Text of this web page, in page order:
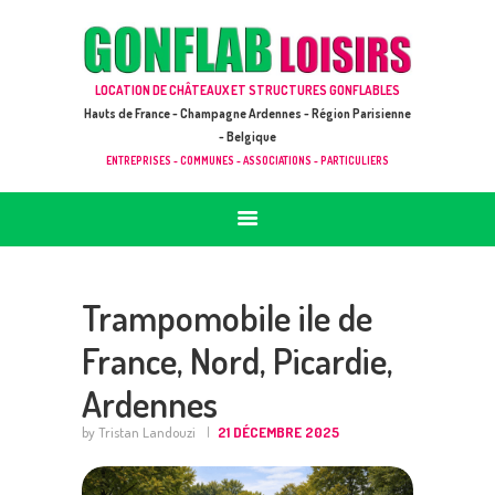
LOCATION DE CHÂTEAUX ET STRUCTURES GONFLABLES
Hauts de France - Champagne Ardennes - Région Parisienne
- Belgique
ENTREPRISES - COMMUNES - ASSOCIATIONS - PARTICULIERS
GONFLAB LOISIRS
ACCUEIL
JEUX À LOUER & PRESTATIONS
CATALOGUE / TARIF
DEMANDE DE DEVIS (SOUS 24H)
Trampomobile ile de
France, Nord, Picardie,
Ardennes
by Tristan Landouzi 21 DÉCEMBRE 2025